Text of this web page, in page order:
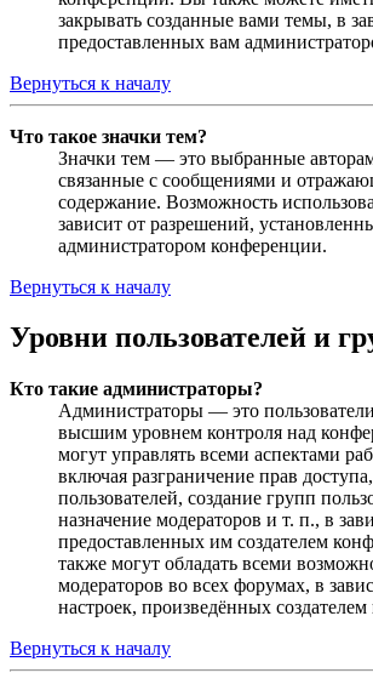
закрывать созданные вами темы, в
предоставленных вам
Вернуться к началу
Что такое значки тем?
Значки тем — это выбранные
связанные с сообщениями и
содержание. Возможность
зависит от разрешений,
администратором конференции.
Вернуться к началу
Уровни пользователей и
Кто такие администраторы?
Администраторы — это
высшим уровнем контроля над
могут управлять всеми аспектами
включая разграничение прав
пользователей, создание групп
назначение модераторов и т. п., в
предоставленных им создателем
также могут обладать всеми
модераторов во всех форумах, в
настроек, произведённых
Вернуться к началу